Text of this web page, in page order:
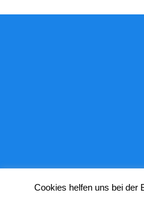
Cookies helfen uns bei der